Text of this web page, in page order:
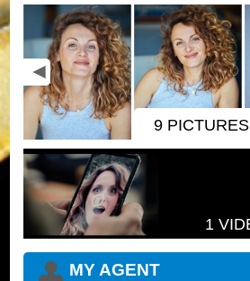
9 PICTURES
1
MY AGENT